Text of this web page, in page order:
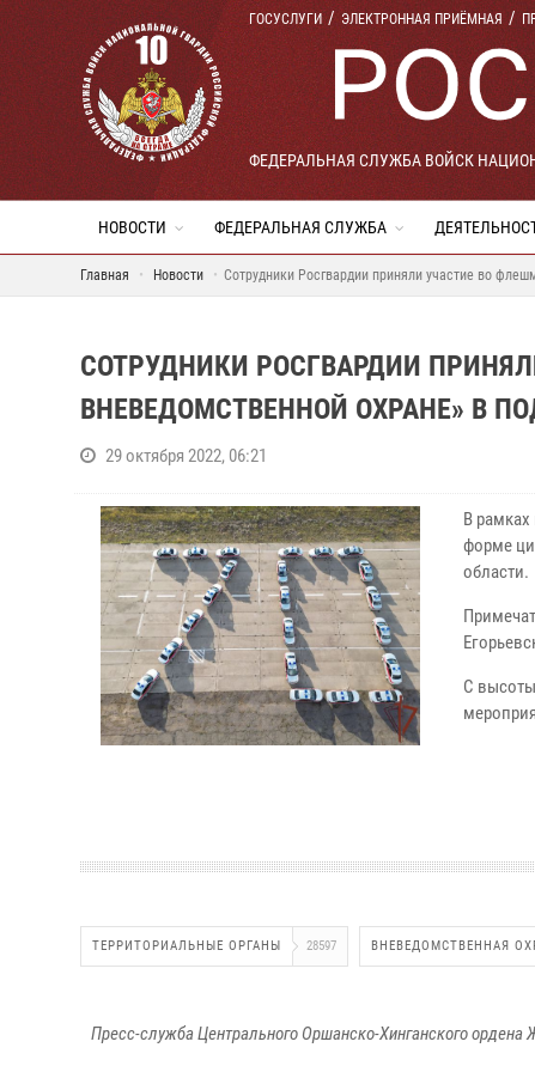
ГОСУСЛУГИ ЭЛЕКТРОННАЯ ПРИЁМНАЯ
ФЕДЕРАЛЬНАЯ СЛУЖБА ВОЙСК
НОВОСТИ ФЕДЕРАЛЬНАЯ СЛУЖБА
Главная Новости Сотрудники Росгвардии приняли участие во
СОТРУДНИКИ РОСГВАРДИИ
ВНЕВЕДОМСТВЕННОЙ ОХРАНЕ» В
29 октября 2022, 06:21
В
форме
области.
С высоты
ТЕРРИТОРИАЛЬНЫЕ ОРГАНЫ 28597 ВНЕВЕДОМСТВЕННАЯ
Пресс-служба Центрального Оршанско-Хинганского ордена